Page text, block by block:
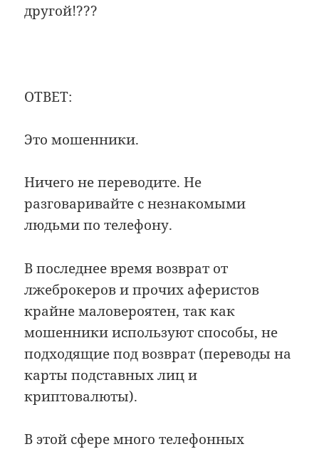
другой!???
ОТВЕТ:
Это мошенники.
Ничего не переводите. Не
разговаривайте с незнакомыми
людьми по телефону.
В последнее время возврат от
лжеброкеров и прочих аферистов
крайне маловероятен, так как
мошенники используют способы, не
подходящие под возврат (переводы на
карты подставных лиц и
криптовалюты).
В этой сфере много телефонных